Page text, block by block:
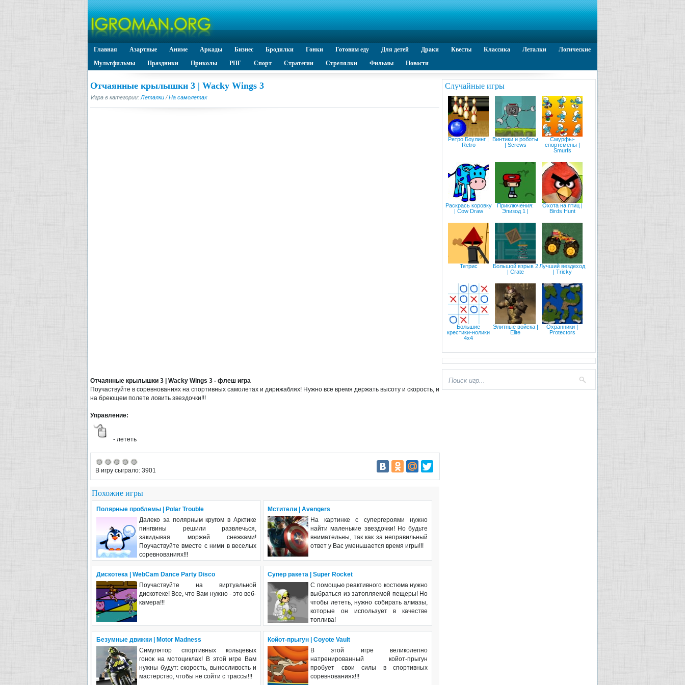
Главная Азартные Аниме Аркады Бизнес Бродилки Гонки Готовим еду Для детей Драки Квесты Классика Леталки
Логические
Мультфильмы
Праздники Приколы РПГ Спорт Стратегии Стрелялки Фильмы Новости
Отчаянные крылышки 3 | Wacky Wings 3
Игра в категории: Леталки /На самолетах
Отчаянные крылышки 3 | Wacky Wings 3 - флеш игра
Поучаствуйте в соревнованиях на спортивных самолетах и дирижаблях! Нужно все время держать высоту и скорость, и
на бреющем полете ловить звездочки!!!
Управление:
- лететь
В игру сыграло: 3901
Похожие игры
Полярные проблемы | Polar Trouble
Далеко за полярным кругом в Арктике
пингвины решили развлечься,
закидывая моржей снежками!
Поучаствуйте вместе с ними в веселых
соревнованиях!!!
Мстители | Avengers
На картинке с супергероями нужно
найти маленькие звездочки! Но будьте
внимательны, так как за неправильный
ответ у Вас уменьшается время игры!!!
Дискотека | WebCam Dance Party Disco
Поучаствуйте на виртуальной
дискотеке! Все, что Вам нужно - это веб-
камера!!!
Супер ракета | Super Rocket
С помощью реактивного костюма нужно
выбраться из затопляемой пещеры! Но
чтобы лететь, нужно собирать алмазы,
которые он использует в качестве
топлива!
Безумные движки | Motor Madness
Симулятор спортивных кольцевых
гонок на мотоциклах! В этой игре Вам
нужны будут: скорость, выносливость и
мастерство, чтобы не сойти с трассы!!!
Койот-прыгун | Сoyote Vault
В этой игре великолепно
натренированный койот-прыгун
пробует свои силы в спортивных
соревнованиях!!!
Случайные игры
Ретро Боулинг |
Retro
Винтики и роботы
| Screws
Смурфы-
спортсмены |
Smurfs
Раскрась коровку
| Cow Draw
Приключения:
Эпизод 1 |
Охота на птиц |
Birds Hunt
Тетрис
Большой взрыв 2
| Crate
Лучший вездеход
| Tricky
Большие
крестики-нолики
4х4
Элитные войска |
Elite
Охранники |
Protectors